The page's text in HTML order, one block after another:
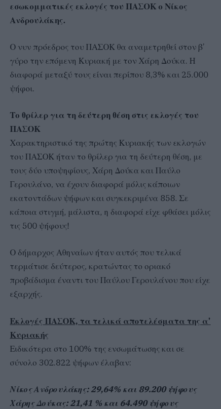
εσωκομματικές εκλογές του ΠΑΣΟΚ ο Νίκος
Ανδρουλάκης.
Ο νυν πρόεδρος του ΠΑΣΟΚ θα αναμετρηθεί στον β’
γύρο την επόμενη Κυριακή με τον Χάρη Δούκα. Η
διαφορά μεταξύ τους είναι περίπου 8,3% και 25.000
ψήφοι.
Το θρίλερ για τη δεύτερη θέση στις εκλογές του
ΠΑΣΟΚ
Χαρακτηριστικό της πρώτης Κυριακής των εκλογών
του ΠΑΣΟΚ ήταν το θρίλερ για τη δεύτερη θέση, με
τους δύο υποψηφίους, Χάρη Δούκα και Παύλο
Γερουλάνο, να έχουν διαφορά μόλις κάποιων
εκατοντάδων ψήφων και συγκεκριμένα 858. Σε
κάποια στιγμή, μάλιστα, η διαφορά είχε φθάσει μόλις
τις 500 ψήφους!
Ο δήμαρχος Αθηναίων ήταν αυτός που τελικά
τερμάτισε δεύτερος, κρατώντας το οριακό
προβάδισμα έναντι του Παύλου Γερουλάνου που είχε
εξαρχής.
Εκλογές ΠΑΣΟΚ, τα τελικά αποτελέσματα της α’
Κυριακής
Ειδικότερα στο 100% της ενσωμάτωσης και σε
σύνολο 302.822 ψήφων έλαβαν:
Νίκος Ανδρουλάκης: 29,64% και 89.200 ψήφους
Χάρης Δούκας: 21,41 % και 64.490 ψήφους